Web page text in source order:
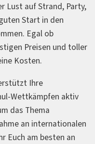
Lust auf Strand, Party,
Start in den
Egal ob
Preisen und toller
Kosten.
Ihre
Wettkämpfen aktiv
das Thema
an internationalen
Euch am besten an